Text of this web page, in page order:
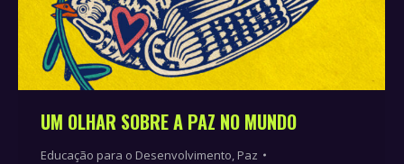
UM OLHAR SOBRE A PAZ NO MUNDO
Educação para o Desenvolvimento Paz